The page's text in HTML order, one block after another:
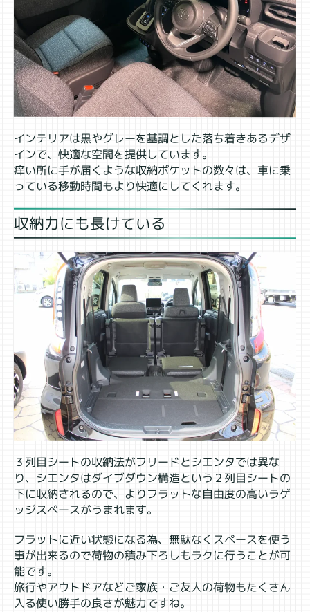
インテリアは黒やグレーを基調とした落ち着きあるデザ
インで、快適な空間を提供しています。
痒い所に手が届くような収納ポケットの数々は、車に乗
っている移動時間もより快適にしてくれます。
収納力にも長けている
３列目シートの収納法がフリードとシエンタでは異な
り、シエンタはダイブダウン構造という２列目シートの
下に収納されるので、よりフラットな自由度の高いラゲ
ッジスペースがうまれます。
フラットに近い状態になる為、無駄なくスペースを使う
事が出来るので荷物の積み下ろしもラクに行うことが可
能です。
旅行やアウトドアなどご家族・ご友人の荷物もたくさん
入る使い勝手の良さが魅力ですね。